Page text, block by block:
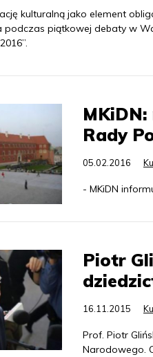
kulturalną jako element
podczas piątkowej debaty w
Rady
05.02.2016
- MKiDN
Piotr
16.11.2015
Prof. Piotr
Narodowego.